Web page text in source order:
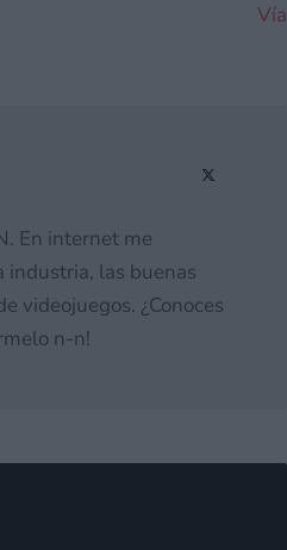
Vía
En internet me
industria, las buenas
videojuegos. ¿Conoces
n-n!